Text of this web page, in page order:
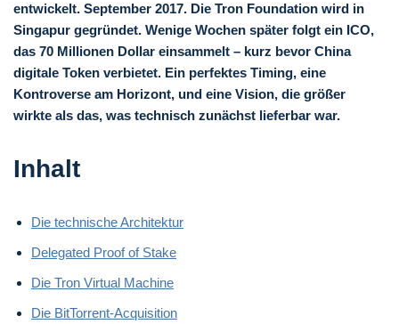
entwickelt. September 2017. Die Tron Foundation wird in
Singapur gegründet. Wenige Wochen später folgt ein ICO,
das 70 Millionen Dollar einsammelt – kurz bevor China
digitale Token verbietet. Ein perfektes Timing, eine
Kontroverse am Horizont, und eine Vision, die größer
wirkte als das, was technisch zunächst lieferbar war.
Inhalt
Die technische Architektur
Delegated Proof of Stake
Die Tron Virtual Machine
Die BitTorrent-Acquisition